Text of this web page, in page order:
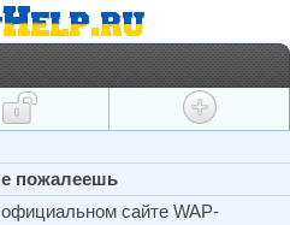
пожалеешь
сайте WAP-